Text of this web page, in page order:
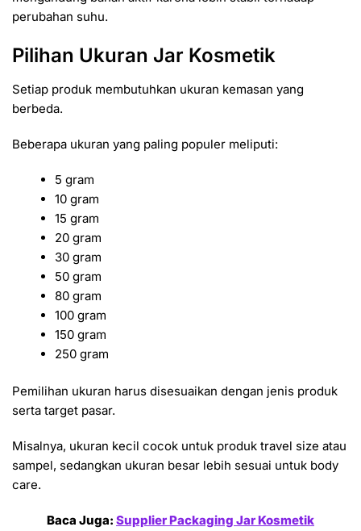
perubahan suhu.
Pilihan Ukuran Jar Kosmetik
Setiap produk membutuhkan ukuran kemasan yang
berbeda.
Beberapa ukuran yang paling populer meliputi:
5 gram
10 gram
15 gram
20 gram
30 gram
50 gram
80 gram
100 gram
150 gram
250 gram
Pemilihan ukuran harus disesuaikan dengan jenis produk
serta target pasar.
Misalnya, ukuran kecil cocok untuk produk travel size atau
sampel, sedangkan ukuran besar lebih sesuai untuk body
care.
Baca Juga: Supplier Packaging Jar Kosmetik